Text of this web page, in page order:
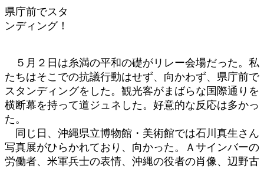
県庁前でスタ
ンディング！
５月２日は糸満の平和の礎がリレー会場だった。私
たちはそこでの抗議行動はせず、向かわず、県庁前で
スタンディングをした。観光客がまばらな国際通りを
横断幕を持って道ジュネした。好意的な反応は多かっ
た。
同じ日、沖縄県立博物館・美術館では石川真生さん
写真展がひらかれており、向かった。Ａサインバーの
労働者、米軍兵士の表情、沖縄の役者の肖像、辺野古